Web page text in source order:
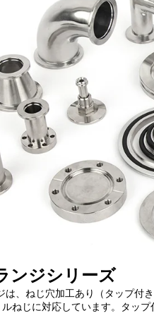
ンジシリーズ
は、ねじ穴加工あり（タップ付
ねじに対応しています。タッ